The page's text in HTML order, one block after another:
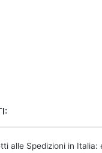
alle Spedizioni in Italia: